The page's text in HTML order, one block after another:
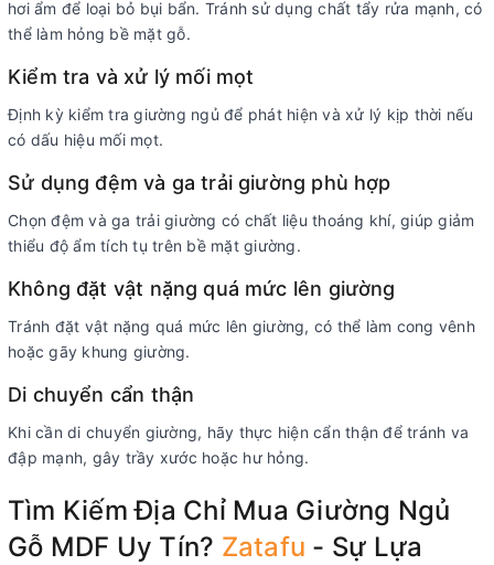
hơi ẩm để loại bỏ bụi bẩn. Tránh sử dụng chất tẩy rửa mạnh, có
thể làm hỏng bề mặt gỗ.
Kiểm tra và xử lý mối mọt
Định kỳ kiểm tra giường ngủ để phát hiện và xử lý kịp thời nếu
có dấu hiệu mối mọt.
Sử dụng đệm và ga trải giường phù hợp
Chọn đệm và ga trải giường có chất liệu thoáng khí, giúp giảm
thiểu độ ẩm tích tụ trên bề mặt giường.
Không đặt vật nặng quá mức lên giường
Tránh đặt vật nặng quá mức lên giường, có thể làm cong vênh
hoặc gãy khung giường.
Di chuyển cẩn thận
Khi cần di chuyển giường, hãy thực hiện cẩn thận để tránh va
đập mạnh, gây trầy xước hoặc hư hỏng.
Tìm Kiếm Địa Chỉ Mua Giường Ngủ
Gỗ MDF Uy Tín? Zatafu - Sự Lựa